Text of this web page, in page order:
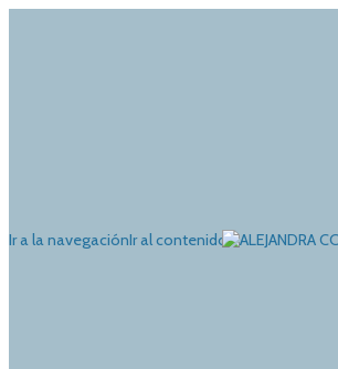
Ir a la navegaciónIr al contenido